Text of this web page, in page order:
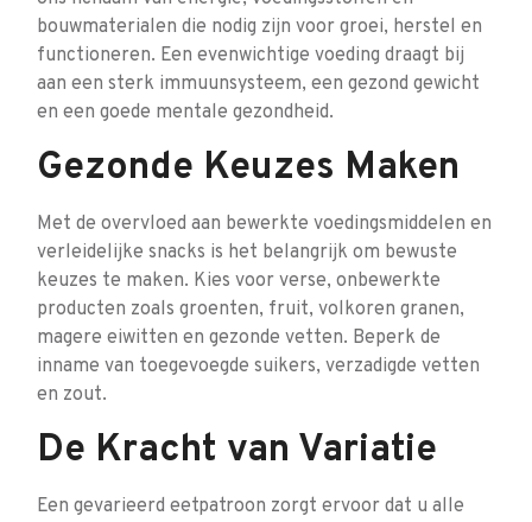
bouwmaterialen die nodig zijn voor groei, herstel en
functioneren. Een evenwichtige voeding draagt bij
aan een sterk immuunsysteem, een gezond gewicht
en een goede mentale gezondheid.
Gezonde Keuzes Maken
Met de overvloed aan bewerkte voedingsmiddelen en
verleidelijke snacks is het belangrijk om bewuste
keuzes te maken. Kies voor verse, onbewerkte
producten zoals groenten, fruit, volkoren granen,
magere eiwitten en gezonde vetten. Beperk de
inname van toegevoegde suikers, verzadigde vetten
en zout.
De Kracht van Variatie
Een gevarieerd eetpatroon zorgt ervoor dat u alle